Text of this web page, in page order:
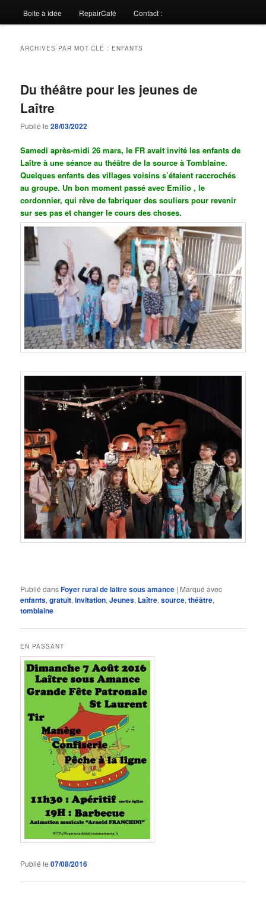
Boite à idée RepairCafé Contact :
ARCHIVES PAR MOT-CLÉ : ENFANTS
Du théâtre pour les jeunes de
Laître
Publié le28/03/2022
Samedi après-midi 26 mars, le FR avait invité les enfants de
Laître à une séance au théâtre de la source à Tomblaine.
Quelques enfants des villages voisins s’étaient raccrochés
au groupe. Un bon moment passé avec Emilio , le
cordonnier, qui rêve de fabriquer des souliers pour revenir
sur ses pas et changer le cours des choses.
Publié dansFoyer rural de laitre sous amance | Marqué avec
enfants,gratuit,invitation,Jeunes, Laître,source,théâtre,
tomblaine
EN PASSANT
Publié le07/08/2016